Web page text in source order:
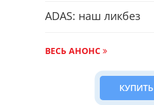
ADAS: наш ликбез
ВЕСЬ АНОНС
КУПИТЬ